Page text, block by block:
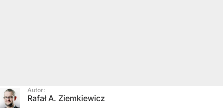
Autor:
Rafał A. Ziemkiewicz